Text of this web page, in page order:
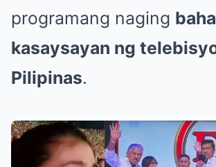
programang naging
kasaysayan ng
Pilipinas.